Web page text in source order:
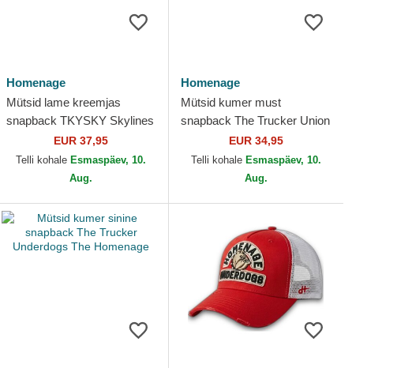
Homenage
Mütsid lame kreemjas
snapback TKYSKY Skylines
The Snap Homenage
EUR 37,95
Telli kohale Esmaspäev, 10.
Aug.
Homenage
Mütsid kumer must
snapback The Trucker Union
Workwear The Homenage
EUR 34,95
Telli kohale Esmaspäev, 10.
Aug.